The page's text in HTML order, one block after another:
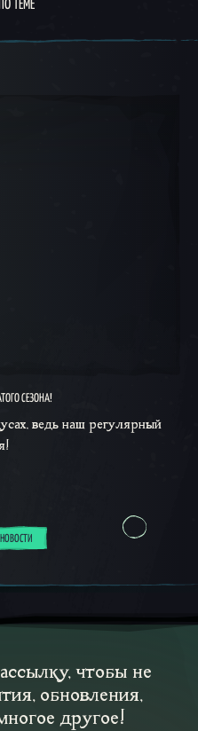
ТЕМЕ
СЕЗОНА!
ведь наш регулярный
НОВОСТИ
чтобы не
обновления,
другое!